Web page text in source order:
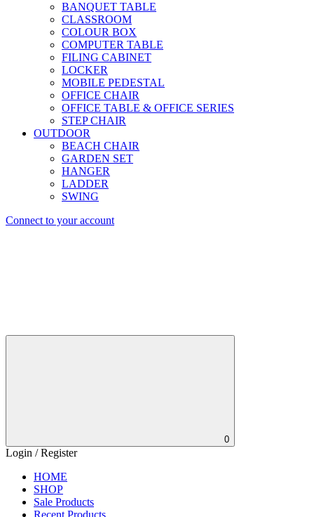
BANQUET TABLE
CLASSROOM
COLOUR BOX
COMPUTER TABLE
FILING CABINET
LOCKER
MOBILE PEDESTAL
OFFICE CHAIR
OFFICE TABLE & OFFICE SERIES
STEP CHAIR
OUTDOOR
BEACH CHAIR
GARDEN SET
HANGER
LADDER
SWING
Connect to your account
0
Login / Register
HOME
SHOP
Sale Products
Recent Products